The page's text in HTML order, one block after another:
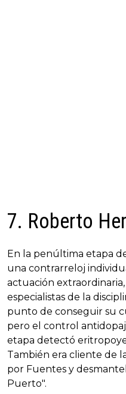
7. Roberto
En la penúltima etapa
una contrarreloj
actuación
especialistas de la
punto de conseguir su
pero el control
etapa detectó
También era cliente de
por Fuentes y
Puerto".